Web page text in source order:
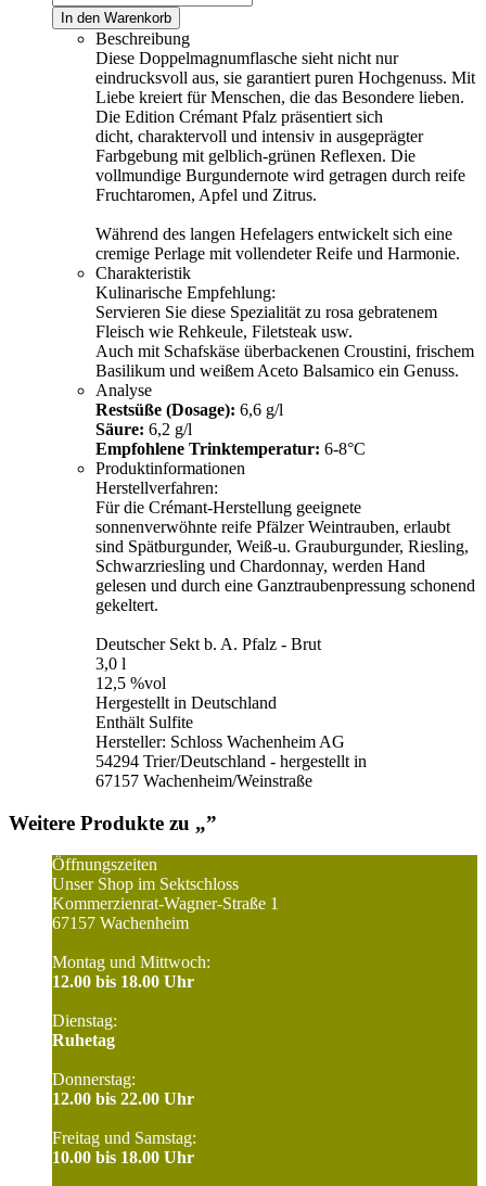
In den Warenkorb
Beschreibung
Diese Doppelmagnumflasche sieht nicht nur
eindrucksvoll aus, sie garantiert puren Hochgenuss. Mit
Liebe kreiert für Menschen, die das Besondere lieben.
Die Edition Crémant Pfalz präsentiert sich
dicht, charaktervoll und intensiv in ausgeprägter
Farbgebung mit gelblich-grünen Reflexen. Die
vollmundige Burgundernote wird getragen durch reife
Fruchtaromen, Apfel und Zitrus.
Während des langen Hefelagers entwickelt sich eine
cremige Perlage mit vollendeter Reife und Harmonie.
Charakteristik
Kulinarische Empfehlung:
Servieren Sie diese Spezialität zu rosa gebratenem
Fleisch wie Rehkeule, Filetsteak usw.
Auch mit Schafskäse überbackenen Croustini, frischem
Basilikum und weißem Aceto Balsamico ein Genuss.
Analyse
Restsüße (Dosage): 6,6 g/l
Säure: 6,2 g/l
Empfohlene Trinktemperatur: 6-8°C
Produktinformationen
Herstellverfahren:
Für die Crémant-Herstellung geeignete
sonnenverwöhnte reife Pfälzer Weintrauben, erlaubt
sind Spätburgunder, Weiß-u. Grauburgunder, Riesling,
Schwarzriesling und Chardonnay, werden Hand
gelesen und durch eine Ganztraubenpressung schonend
gekeltert.
Deutscher Sekt b. A. Pfalz - Brut
3,0 l
12,5 %vol
Hergestellt in Deutschland
Enthält Sulfite
Hersteller: Schloss Wachenheim AG
54294 Trier/Deutschland - hergestellt in
67157 Wachenheim/Weinstraße
Weitere Produkte zu „”
Öffnungszeiten
Unser Shop im Sektschloss
Kommerzienrat-Wagner-Straße 1
67157 Wachenheim
Montag und Mittwoch:
12.00 bis 18.00 Uhr
Dienstag:
Ruhetag
Donnerstag:
12.00 bis 22.00 Uhr
Freitag und Samstag:
10.00 bis 18.00 Uhr